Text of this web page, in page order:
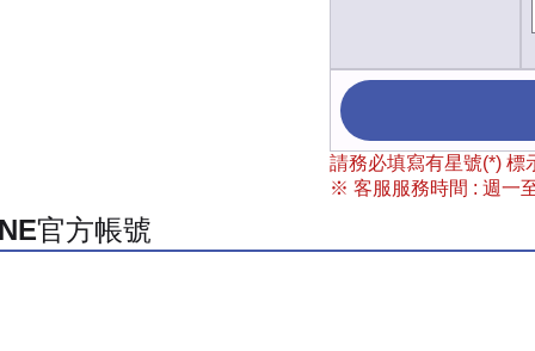
請務必填寫有星號(*) 標
※ 客服服務時間 : 週一
官方帳號